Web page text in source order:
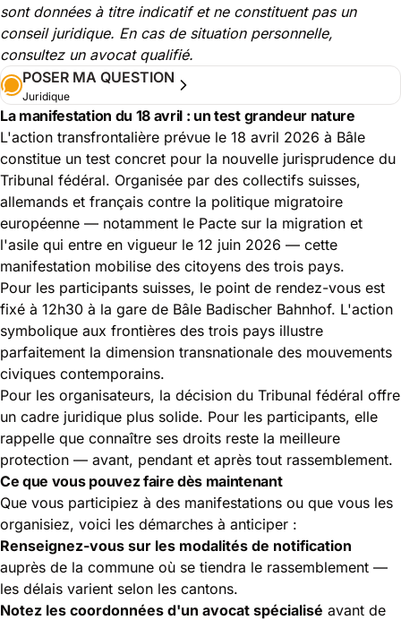
sont données à titre indicatif et ne constituent pas un
conseil juridique. En cas de situation personnelle,
consultez un avocat qualifié.
POSER MA QUESTION
Juridique
La manifestation du 18 avril : un test grandeur nature
L'action transfrontalière prévue le 18 avril 2026 à Bâle
constitue un test concret pour la nouvelle jurisprudence du
Tribunal fédéral. Organisée par des collectifs suisses,
allemands et français contre la politique migratoire
européenne — notamment le Pacte sur la migration et
l'asile qui entre en vigueur le 12 juin 2026 — cette
manifestation mobilise des citoyens des trois pays.
Pour les participants suisses, le point de rendez-vous est
fixé à 12h30 à la gare de Bâle Badischer Bahnhof. L'action
symbolique aux frontières des trois pays illustre
parfaitement la dimension transnationale des mouvements
civiques contemporains.
Pour les organisateurs, la décision du Tribunal fédéral offre
un cadre juridique plus solide. Pour les participants, elle
rappelle que connaître ses droits reste la meilleure
protection — avant, pendant et après tout rassemblement.
Ce que vous pouvez faire dès maintenant
Que vous participiez à des manifestations ou que vous les
organisiez, voici les démarches à anticiper :
Renseignez-vous sur les modalités de notification
auprès de la commune où se tiendra le rassemblement —
les délais varient selon les cantons.
Notez les coordonnées d'un avocat spécialisé avant de